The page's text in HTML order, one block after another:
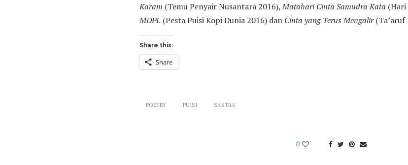
Karam (Temu Penyair Nusantara 2016),Matahari Cinta Samudra Kata (Hari
MDPL (Pesta Puisi Kopi Dunia 2016) dan Cinta yang Terus Mengalir(Ta’aruf
Share this:
Share
POETRY PUISI SASTRA
0